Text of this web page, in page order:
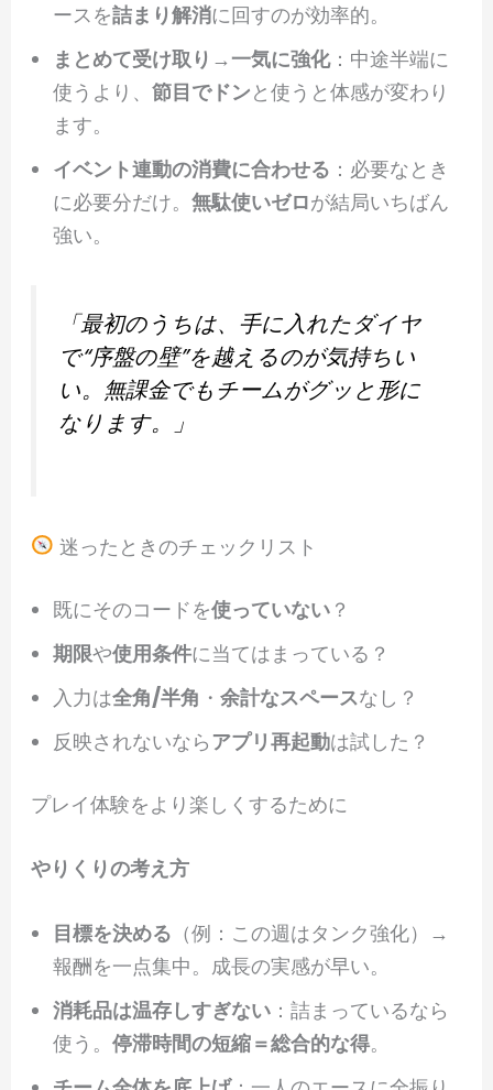
ースを詰まり解消に回すのが効率的。
まとめて受け取り→一気に強化：中途半端に
使うより、節目でドンと使うと体感が変わり
ます。
イベント連動の消費に合わせる ：必要なとき
に必要分だけ。無駄使いゼロが結局いちばん
強い。
「最初のうちは、手に入れたダイヤ
で“序盤の壁”を越えるのが気持ちい
い。無課金でもチームがグッと形に
なります。」
迷ったときのチェックリスト
既にそのコードを使っていない ？
期限や使用条件に当てはまっている？
入力は全角/半角 ・余計なスペースなし？
反映されないならアプリ再起動は試した？
プレイ体験をより楽しくするために
やりくりの考え方
目標を決める （例：この週はタンク強化）→
報酬を一点集中。成長の実感が早い。
消耗品は温存しすぎない ：詰まっているなら
使う。停滞時間の短縮＝総合的な得。